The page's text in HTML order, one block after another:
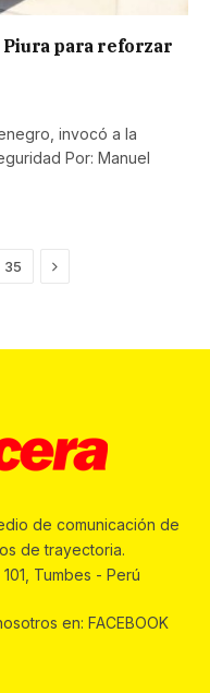
para reforzar
invocó a la
Por: Manuel
35 Next
de comunicación de
de trayectoria.
Tumbes - Perú
en: FACEBOOK